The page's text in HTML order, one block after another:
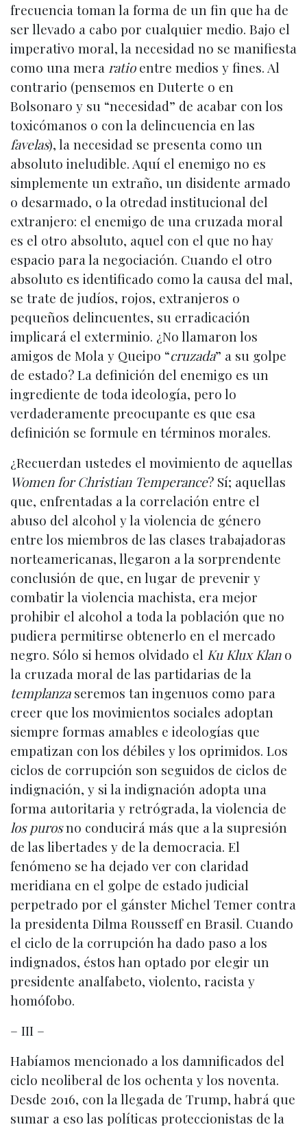
frecuencia toman la forma de un fin que ha de
ser llevado a cabo por cualquier medio. Bajo el
imperativo moral, la necesidad no se manifiesta
como una mera ratioentre medios y fines. Al
contrario (pensemos en Duterte o en
Bolsonaro y su “necesidad” de acabar con los
toxicómanos o con la delincuencia en las
favelas), la necesidad se presenta como un
absoluto ineludible. Aquí el enemigo no es
simplemente un extraño, un disidente armado
o desarmado, o la otredad institucional del
extranjero: el enemigo de una cruzada moral
es el otro absoluto, aquel con el que no hay
espacio para la negociación. Cuando el otro
absoluto es identificado como la causa del mal,
se trate de judíos, rojos, extranjeros o
pequeños delincuentes, su erradicación
implicará el exterminio. ¿No llamaron los
amigos de Mola y Queipo “cruzada” a su golpe
de estado? La definición del enemigo es un
ingrediente de toda ideología, pero lo
verdaderamente preocupante es que esa
definición se formule en términos morales.
¿Recuerdan ustedes el movimiento de aquellas
Women for Christian Temperance? Sí; aquellas
que, enfrentadas a la correlación entre el
abuso del alcohol y la violencia de género
entre los miembros de las clases trabajadoras
norteamericanas, llegaron a la sorprendente
conclusión de que, en lugar de prevenir y
combatir la violencia machista, era mejor
prohibir el alcohol a toda la población que no
pudiera permitirse obtenerlo en el mercado
negro. Sólo si hemos olvidado el Ku Klux Klano
la cruzada moral de las partidarias de la
templanzaseremos tan ingenuos como para
creer que los movimientos sociales adoptan
siempre formas amables e ideologías que
empatizan con los débiles y los oprimidos. Los
ciclos de corrupción son seguidos de ciclos de
indignación, y si la indignación adopta una
forma autoritaria y retrógrada, la violencia de
los purosno conducirá más que a la supresión
de las libertades y de la democracia. El
fenómeno se ha dejado ver con claridad
meridiana en el golpe de estado judicial
perpetrado por el gánster Michel Temer contra
la presidenta Dilma Rousseff en Brasil. Cuando
el ciclo de la corrupción ha dado paso a los
indignados, éstos han optado por elegir un
presidente analfabeto, violento, racista y
homófobo.
– III –
Habíamos mencionado a los damnificados del
ciclo neoliberal de los ochenta y los noventa.
Desde 2016, con la llegada de Trump, habrá que
sumar a eso las políticas proteccionistas de la